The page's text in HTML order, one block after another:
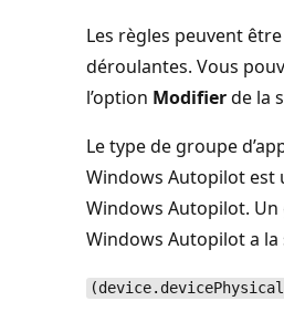
Les règles peuvent
déroulantes. Vous
l’option Modifierde la
Le type de groupe
Windows Autopilot est
Windows Autopilot.
Windows Autopilot a la